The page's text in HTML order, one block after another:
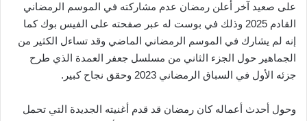
على صعيد آخر أعلن رمضان عدم مشاركته في الموسم الرمضاني
القادم 2025 وذلك في بوست له عبر صفحته على الفيس بوك كما
إنه لم يشارك في الموسم الرمضاني الماضي وقد تساءل الكثير من
الجماهير حول الجزء الثاني من مسلسل جعفر العمدة الذي طرح
جزئه الأول في السباق الرمضاني 2023 وحقق نجاح كبير.
وحول أحدث أعماله كان رمضان قد قدم أغنيته الجديدة التي تحمل